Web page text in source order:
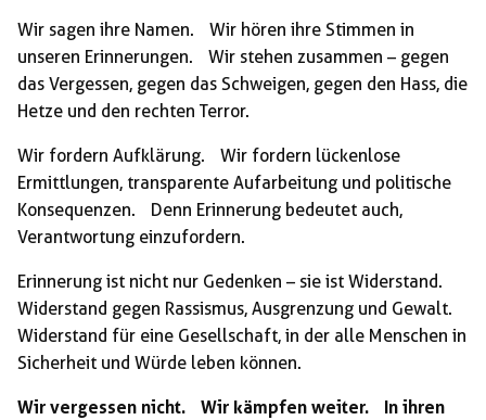
Wir sagen ihre Namen. Wir hören ihre Stimmen in
unseren Erinnerungen. Wir stehen zusammen – gegen
das Vergessen, gegen das Schweigen, gegen den Hass, die
Hetze und den rechten Terror.
Wir fordern Aufklärung. Wir fordern lückenlose
Ermittlungen, transparente Aufarbeitung und politische
Konsequenzen. Denn Erinnerung bedeutet auch,
Verantwortung einzufordern.
Erinnerung ist nicht nur Gedenken – sie ist Widerstand.
Widerstand gegen Rassismus, Ausgrenzung und Gewalt.
Widerstand für eine Gesellschaft, in der alle Menschen in
Sicherheit und Würde leben können.
Wir vergessen nicht. Wir kämpfen weiter. In ihren